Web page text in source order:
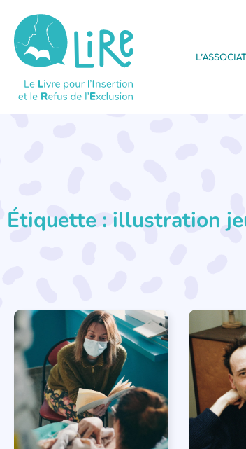
Étiquette : illustration
RENCONTRE AVEC...